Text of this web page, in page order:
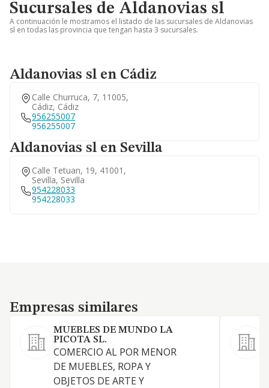
Sucursales de Aldanovias sl
A continuación le mostramos el listado de las sucursales de Aldanovias
sl en todas las provincia que tengan hasta 3 sucursales.
Aldanovias sl en Cádiz
Calle Churruca, 7, 11005,
Cádiz, Cádiz
956255007
956255007
Aldanovias sl en Sevilla
Calle Tetuan, 19, 41001,
Sevilla, Sevilla
954228033
954228033
Empresas similares
Empresas similares
MUEBLES DE MUNDO LA
PICOTA SL.
COMERCIO AL POR MENOR
DE MUEBLES, ROPA Y
OBJETOS DE ARTE Y